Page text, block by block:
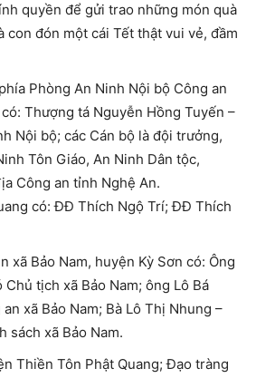
quyền để gửi trao những món quà
con đón một cái Tết thật vui vẻ, đầm
Phòng An Ninh Nội bộ Công an
Thượng tá Nguyễn Hồng Tuyến –
Nội bộ; các Cán bộ là đội trưởng,
Tôn Giáo, An Ninh Dân tộc,
Công an tỉnh Nghệ An.
có: ĐĐ Thích Ngộ Trí; ĐĐ Thích
xã Bảo Nam, huyện Kỳ Sơn có: Ông
Chủ tịch xã Bảo Nam; ông Lô Bá
xã Bảo Nam; Bà Lô Thị Nhung –
sách xã Bảo Nam.
Thiền Tôn Phật Quang; Đạo tràng